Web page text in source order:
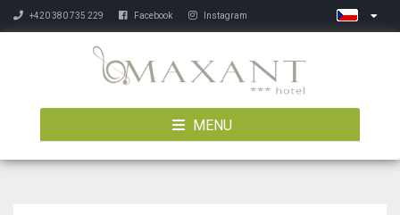
+420 380 735 229 Facebook Instagram
MENU